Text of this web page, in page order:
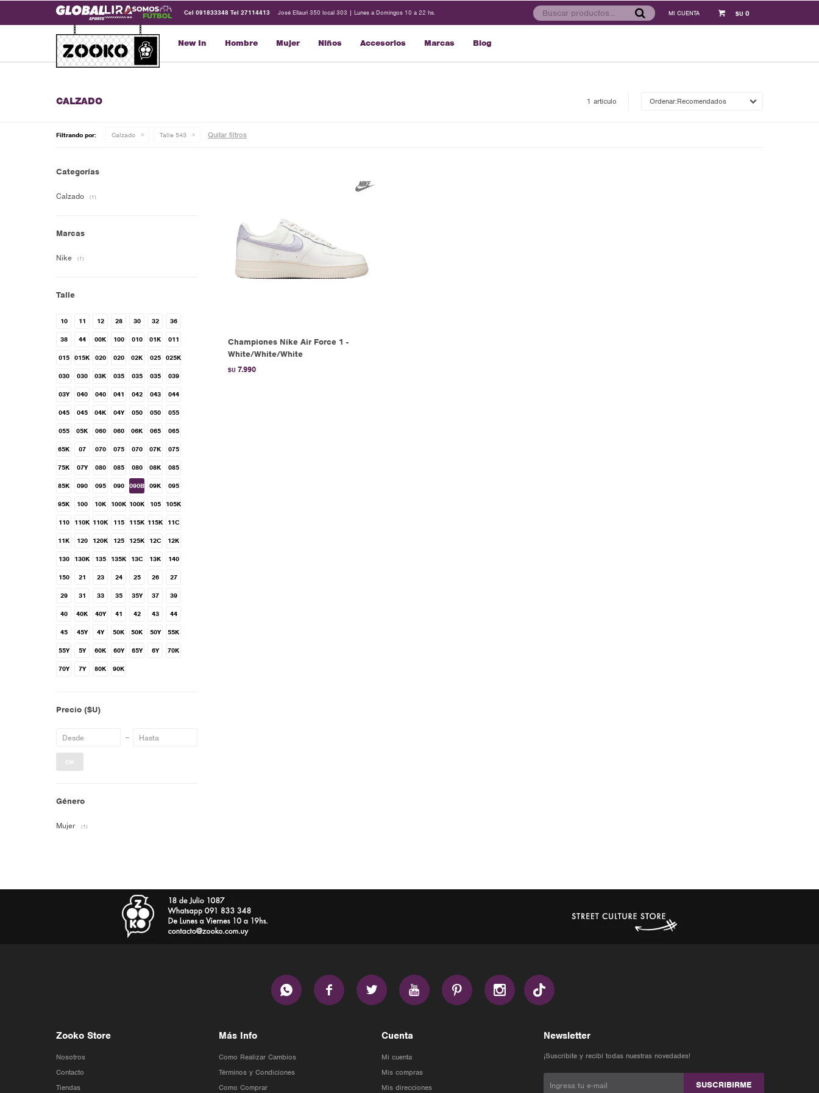
New In Hombre Mujer Niños Accesorios Marcas Blog
$U 0
Cel 091833348 Tel 27114413 José Ellauri 350 local 303 | Lunes a Domingos 10 a 22 hs.
CALZADO 1 artículo Recomendados
Filtrando por: Calzado Talle 543 Quitar filtros
Championes Nike Air Force 1 -
White/White/White
$U 7.990
Categorías
Calzado (1)
Marcas
Nike (1)
Talle
10 11 12 28 30 32 36
38 44 00K 100 010 01K 011
015 015K 020 020 02K 025 025K
030 030 03K 035 035 035 039
03Y 040 040 041 042 043 044
045 045 04K 04Y 050 050 055
055 05K 060 060 06K 065 065
65K 07 070 075 070 07K 075
75K 07Y 080 085 080 08K 085
85K 090 095 090 090B 09K 095
95K 100 10K 100K 100K 105 105K
110 110K 110K 115 115K 115K 11C
11K 120 120K 125 125K 12C 12K
130 130K 135 135K 13C 13K 140
150 21 23 24 25 26 27
29 31 33 35 35Y 37 39
40 40K 40Y 41 42 43 44
45 45Y 4Y 50K 50K 50Y 55K
55Y 5Y 60K 60Y 65Y 6Y 70K
70Y 7Y 80K 90K
Precio ($U)
OK
Género
Mujer (1)
     
Zooko Store
Nosotros
Contacto
Tiendas
Más Info
Como Realizar Cambios
Términos y Condiciones
Como Comprar
Cuenta
Mi cuenta
Mis compras
Mis direcciones
Newsletter
¡Suscribite y recibí todas nuestras novedades!
SUSCRIBIRME